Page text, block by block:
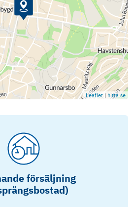
Leaflet | hitta.se
försäljning